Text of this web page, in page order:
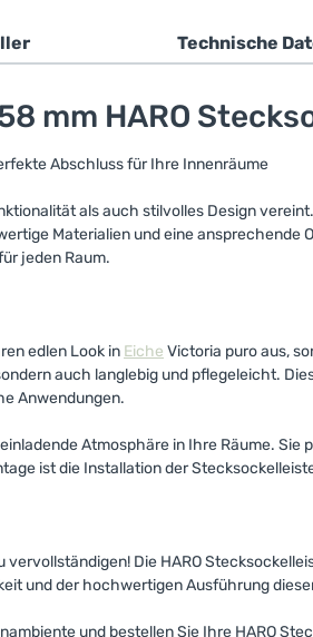
Technische
mm HARO
Abschluss für Ihre Innenräume
als auch stilvolles Design
Materialien und eine
jeden Raum.
edlen Look in Eiche Victoria puro aus,
auch langlebig und pflegeleicht.
Anwendungen.
Atmosphäre in Ihre Räume.
ist die Installation der
Die HARO
und der hochwertigen Ausführung
und bestellen Sie Ihre HARO